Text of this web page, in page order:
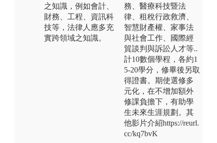
之知識，例如會計、
財務、工程、資訊科
技等，法律人應多充
實跨領域之知識。
務、醫療科技暨法
律、租稅行政救濟、
智慧財產權、家事法
與社會工作、國際經
貿談判與訴訟人才等..
計10數個學程，各約1
5-20學分，修畢後另取
得證書。期使選修多
元化，在不增加額外
修課負擔下，有助學
生未來生涯規劃。其
他影片介紹https://reurl.
cc/kq7bvK